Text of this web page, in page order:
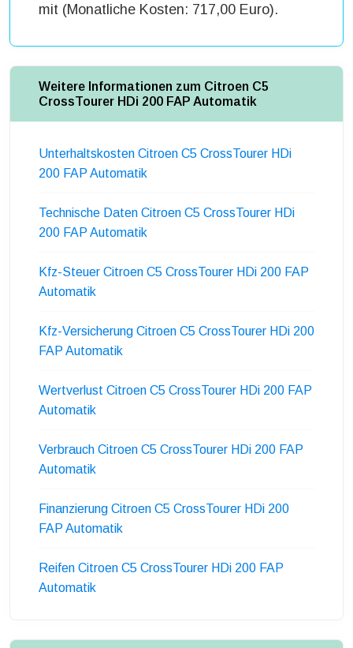
mit (Monatliche Kosten: 717,00 Euro).
Weitere Informationen zum Citroen C5
CrossTourer HDi 200 FAP Automatik
Unterhaltskosten Citroen C5 CrossTourer HDi
200 FAP Automatik
Technische Daten Citroen C5 CrossTourer HDi
200 FAP Automatik
Kfz-Steuer Citroen C5 CrossTourer HDi 200 FAP
Automatik
Kfz-Versicherung Citroen C5 CrossTourer HDi 200
FAP Automatik
Wertverlust Citroen C5 CrossTourer HDi 200 FAP
Automatik
Verbrauch Citroen C5 CrossTourer HDi 200 FAP
Automatik
Finanzierung Citroen C5 CrossTourer HDi 200
FAP Automatik
Reifen Citroen C5 CrossTourer HDi 200 FAP
Automatik